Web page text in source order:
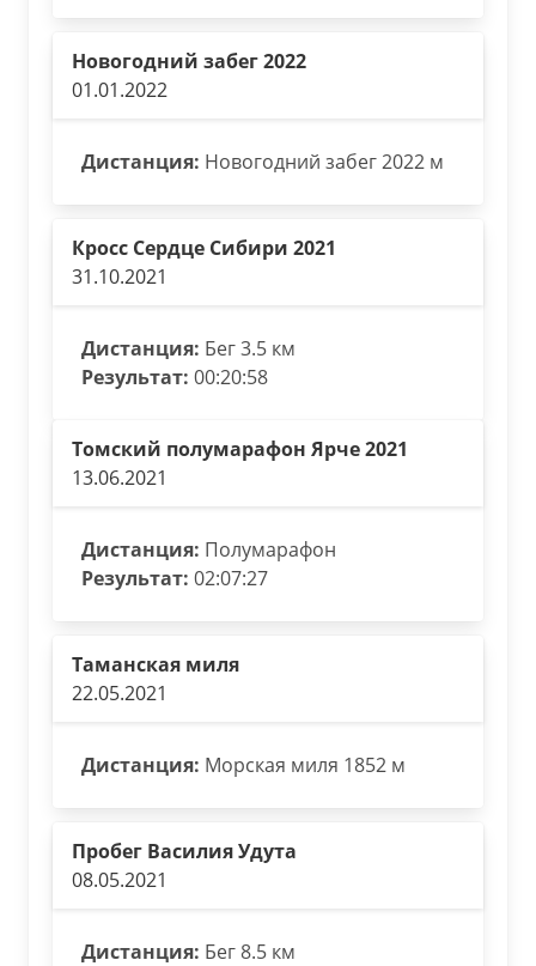
Новогодний забег 2022
01.01.2022
Дистанция: Новогодний забег 2022 м
Кросс Сердце Сибири 2021
31.10.2021
Дистанция: Бег 3.5 км
Результат: 00:20:58
Томский полумарафон Ярче 2021
13.06.2021
Дистанция: Полумарафон
Результат: 02:07:27
Таманская миля
22.05.2021
Дистанция: Морская миля 1852 м
Пробег Василия Удута
08.05.2021
Дистанция: Бег 8.5 км